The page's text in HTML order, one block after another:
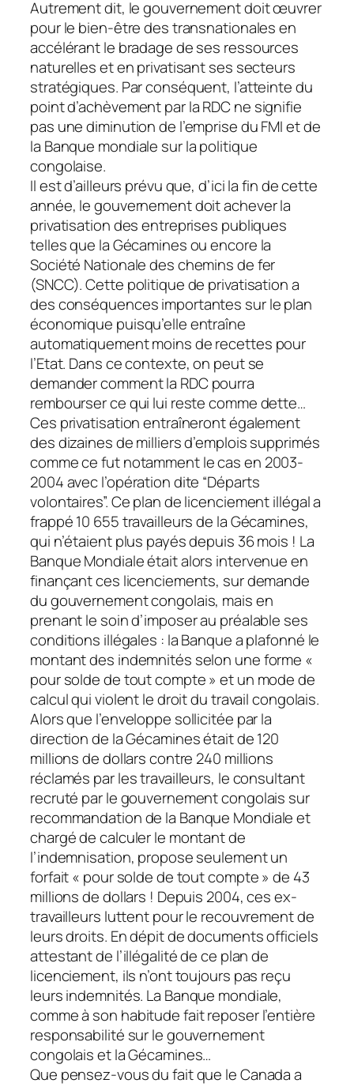
Autrement dit, le gouvernement doit œuvrer
pour le bien-être des transnationales en
accélérant le bradage de ses ressources
naturelles et en privatisant ses secteurs
stratégiques. Par conséquent, l’atteinte du
point d’achèvement par la RDC ne signifie
pas une diminution de l’emprise du FMI et de
la Banque mondiale sur la politique
congolaise.
Il est d’ailleurs prévu que, d’ici la fin de cette
année, le gouvernement doit achever la
privatisation des entreprises publiques
telles que la Gécamines ou encore la
Société Nationale des chemins de fer
(SNCC). Cette politique de privatisation a
des conséquences importantes sur le plan
économique puisqu’elle entraîne
automatiquement moins de recettes pour
l’Etat. Dans ce contexte, on peut se
demander comment la RDC pourra
rembourser ce qui lui reste comme dette…
Ces privatisation entraîneront également
des dizaines de milliers d’emplois supprimés
comme ce fut notamment le cas en 2003-
2004 avec l’opération dite “Départs
volontaires”. Ce plan de licenciement illégal a
frappé 10 655 travailleurs de la Gécamines,
qui n’étaient plus payés depuis 36 mois ! La
Banque Mondiale était alors intervenue en
finançant ces licenciements, sur demande
du gouvernement congolais, mais en
prenant le soin d’imposer au préalable ses
conditions illégales : la Banque a plafonné le
montant des indemnités selon une forme «
pour solde de tout compte » et un mode de
calcul qui violent le droit du travail congolais.
Alors que l’enveloppe sollicitée par la
direction de la Gécamines était de 120
millions de dollars contre 240 millions
réclamés par les travailleurs, le consultant
recruté par le gouvernement congolais sur
recommandation de la Banque Mondiale et
chargé de calculer le montant de
l’indemnisation, propose seulement un
forfait « pour solde de tout compte » de 43
millions de dollars ! Depuis 2004, ces ex-
travailleurs luttent pour le recouvrement de
leurs droits. En dépit de documents officiels
attestant de l’illégalité de ce plan de
licenciement, ils n’ont toujours pas reçu
leurs indemnités. La Banque mondiale,
comme à son habitude fait reposer l’entière
responsabilité sur le gouvernement
congolais et la Gécamines…
Que pensez-vous du fait que le Canada a